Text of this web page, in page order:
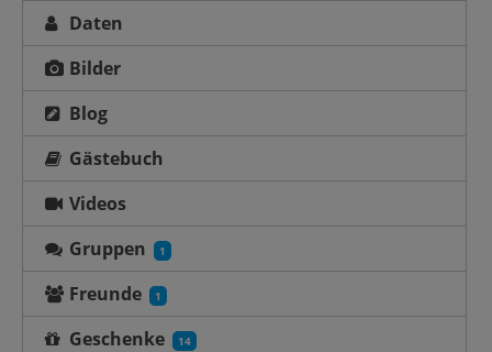
Daten
Bilder
Blog
Gästebuch
Videos
Gruppen
1
Freunde 1
Geschenke 14